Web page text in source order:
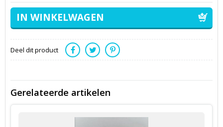
Deel dit product
Gerelateerde artikelen